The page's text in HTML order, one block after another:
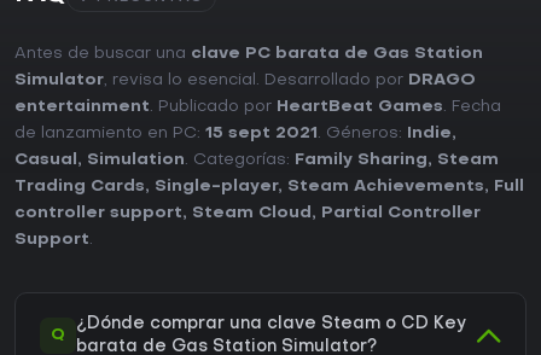
Antes de buscar una clave PC barata de Gas Station
Simulator, revisa lo esencial. Desarrollado por DRAGO
entertainment. Publicado por HeartBeat Games. Fecha
de lanzamiento en PC: 15 sept 2021 . Géneros: Indie,
Casual , Simulation. Categorías: Family Sharing, Steam
Trading Cards, Single-player, Steam Achievements,
Full
controller support, Steam Cloud ,
Partial Controller
Support.
Q
¿Dónde comprar una clave Steam o CD Key
barata de Gas Station Simulator?